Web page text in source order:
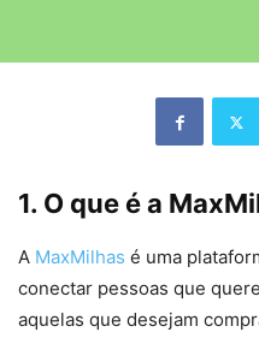
1. O que é a
A MaxMilhas é uma
conectar pessoas que
aquelas que desejam